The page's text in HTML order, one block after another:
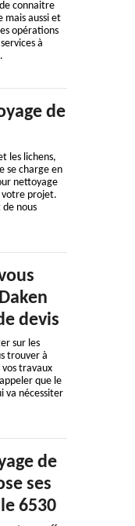
connaitre
aussi et
opérations
à
de
les lichens,
se charge en
nettoyage
votre projet.
nous
devis
sur les
trouver à
travaux
que le
va nécessiter
de
ses
6530